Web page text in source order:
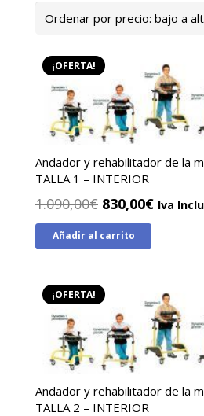
¡OFERTA!
Andador y rehabilitador de la
TALLA 1 – INTERIOR
1.090,00€ El
precio
original
830,00€ElIva
Añadir al carrito
¡OFERTA!
Andador y rehabilitador de la
TALLA 2 – INTERIOR